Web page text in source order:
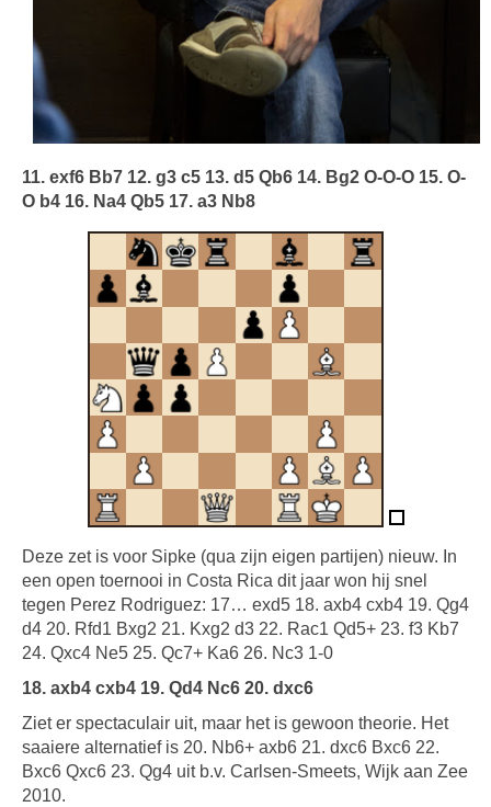
11. exf6 Bb7 12. g3 c5 13. d5 Qb6 14. Bg2 O-O-O 15. O-
O b4 16. Na4 Qb5 17. a3 Nb8
Deze zet is voor Sipke (qua zijn eigen partijen) nieuw. In
een open toernooi in Costa Rica dit jaar won hij snel
tegen Perez Rodriguez: 17… exd5 18. axb4 cxb4 19. Qg4
d4 20. Rfd1 Bxg2 21. Kxg2 d3 22. Rac1 Qd5+ 23. f3 Kb7
24. Qxc4 Ne5 25. Qc7+ Ka6 26. Nc3 1-0
18. axb4 cxb4 19. Qd4 Nc6 20. dxc6
Ziet er spectaculair uit, maar het is gewoon theorie. Het
saaiere alternatief is 20. Nb6+ axb6 21. dxc6 Bxc6 22.
Bxc6 Qxc6 23. Qg4 uit b.v. Carlsen-Smeets, Wijk aan Zee
2010.